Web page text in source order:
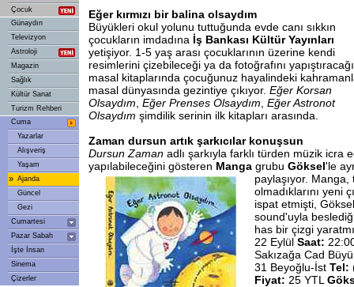
Çocuk
Günaydın
Televizyon
Astroloji
Magazin
Sağlık
Kültür Sanat
Turizm Rehberi
Cuma
Yazarlar
Alışveriş
Yaşam
» Ajanda
Güncel
Gezi
Cumartesi
Pazar Sabah
İşte İnsan
Sinema
Çizerler
Eğer kırmızı bir balina olsaydım
Büyükleri okul yolunu tuttuğunda evde canı sıkkın
çocukların imdadına İş Bankası Kültür Yayınları
yetişiyor. 1-5 yaş arası çocuklarının üzerine kendi
resimlerini çizebileceği ya da fotoğrafını yapıştıracağı
masal kitaplarında çocuğunuz hayalindeki
masal dünyasında gezintiye çıkıyor. Eğer Korsan
Olsaydım Eğer Prenses Olsaydım Eğer Astronot
Olsaydım şimdilik serinin ilk kitapları arasında.
Zaman dursun artık şarkıcılar konuşsun
Dursun Zaman adlı şarkıyla farklı türden müzik icra
yapılabileceğini gösteren Manga grubu Göksel'le
paylaşıyor.
olmadıklarını yeni
ispat etmişti,
sound'uyla
has bir çizgi
22 Eylül Saat:
Sakızağa Cad
31 Beyoğlu-İst Tel:
Fiyat: 25 YTL